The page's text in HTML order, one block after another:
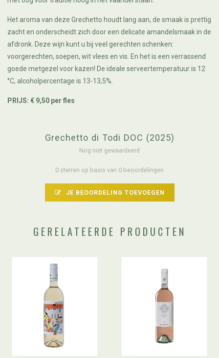
Het aromavan deze Grechetto houdt lang aan, de smaak is prettig
zacht en onderscheidt zich dooreen delicate amandel smaak in de
afdronk. Deze wijn kunt u bij veel gerechten schenken:
voorgerechten, soepen, wit vlees en vis. En het is een verrassend
goede metgezel voor kazen! De ideale serveertemperatuuris 12
°C, alcoholpercentage is 13-13,5%.
PRIJS: € 9,50 per fles
Grechetto di Todi DOC (2025)
Nog niet gewaardeerd
0 sterren op basis van 0 beoordelingen
JE BEOORDELING TOEVOEGEN
GERELATEERDE PRODUCTEN